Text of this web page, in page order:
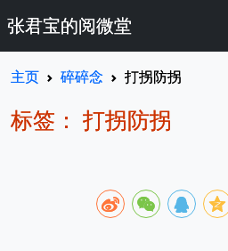
张君宝的阅微堂
主页 碎碎念 打拐防拐
标签： 打拐防拐